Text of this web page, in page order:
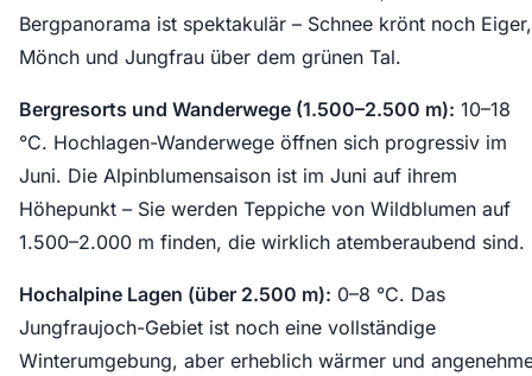
Bergpanorama ist spektakulär – Schnee krönt noch Eiger,
Mönch und Jungfrau über dem grünen Tal.
Bergresorts und Wanderwege (1.500–2.500 m): 10–18
°C. Hochlagen-Wanderwege öffnen sich progressiv im
Juni. Die Alpinblumensaison ist im Juni auf ihrem
Höhepunkt – Sie werden Teppiche von Wildblumen auf
1.500–2.000 m finden, die wirklich atemberaubend sind.
Hochalpine Lagen (über 2.500 m): 0–8 °C. Das
Jungfraujoch-Gebiet ist noch eine vollständige
Winterumgebung, aber erheblich wärmer und